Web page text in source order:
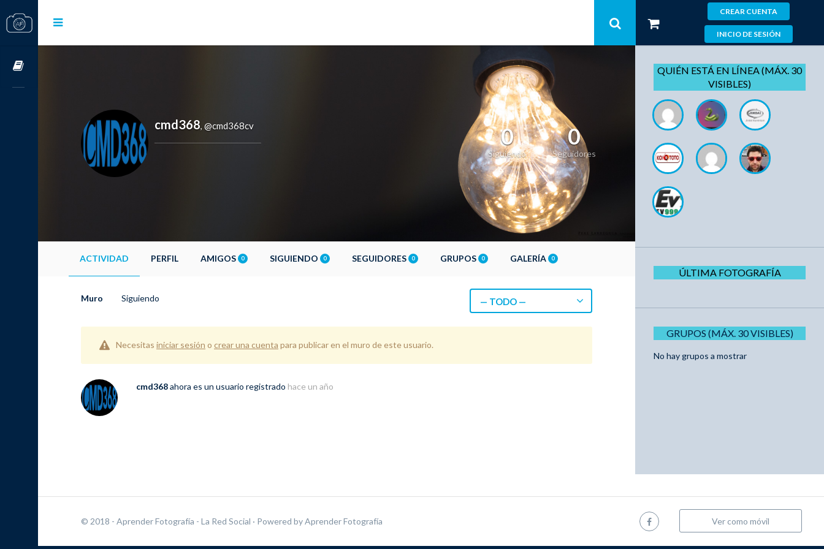
CREAR CUENTA
INICIO DE SESIÓN
cmd368, @cmd368cv 0
Siguiendo
0
Seguidores
ACTIVIDAD PERFIL AMIGOS 0 SIGUIENDO 0 SEGUIDORES 0 GRUPOS 0 GALERÍA 0
Muro Siguiendo — TODO —
Necesitas iniciar sesión o crear una cuenta para publicar en el muro de este usuario.
cmd368ahora es un usuario registrado hace un año
QUIÉN ESTÁ EN LÍNEA (MÁX. 30
VISIBLES)
ÚLTIMA FOTOGRAFÍA
GRUPOS (MÁX. 30 VISIBLES)
No hay grupos a mostrar
© 2018 - Aprender Fotografía - La Red Social · Powered byAprender Fotografía